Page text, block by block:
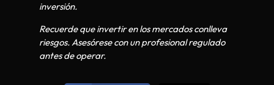
inversión.
Recuerde que invertir en los mercados conlleva
riesgos. Asesórese con un profesional regulado
antes de operar.